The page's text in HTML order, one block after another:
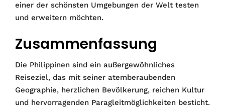
einer der schönsten Umgebungen der Welt testen
und erweitern möchten.
Zusammenfassung
Die Philippinen sind ein außergewöhnliches
Reiseziel, das mit seiner atemberaubenden
Geographie, herzlichen Bevölkerung, reichen Kultur
und hervorragenden Paragleitmöglichkeiten besticht.